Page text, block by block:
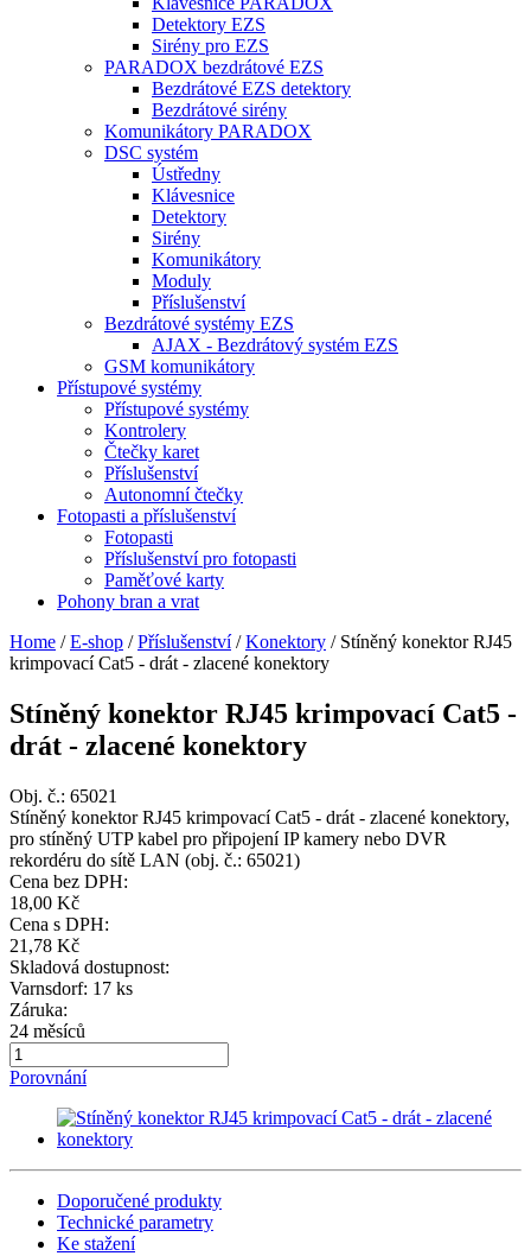
Detektory EZS
Sirény pro EZS
PARADOX bezdrátové EZS
Bezdrátové EZS detektory
Bezdrátové sirény
Komunikátory PARADOX
DSC systém
Ústředny
Klávesnice
Detektory
Sirény
Komunikátory
Moduly
Příslušenství
Bezdrátové systémy EZS
AJAX - Bezdrátový systém EZS
GSM komunikátory
Přístupové systémy
Přístupové systémy
Kontrolery
Čtečky karet
Příslušenství
Autonomní čtečky
Fotopasti a příslušenství
Fotopasti
Příslušenství pro fotopasti
Paměťové karty
Pohony bran a vrat
Home / E-shop / Příslušenství / Konektory /Stíněný konektor RJ45
krimpovací Cat5 - drát - zlacené konektory
Stíněný konektor RJ45 krimpovací Cat5 -
drát - zlacené konektory
Obj. č.: 65021
Stíněný konektor RJ45 krimpovací Cat5 - drát - zlacené konektory,
pro stíněný UTP kabel pro připojení IP kamery nebo DVR
rekordéru do sítě LAN (obj. č.: 65021)
Cena bez DPH:
18,00 Kč
Cena s DPH:
21,78 Kč
Skladová dostupnost:
Varnsdorf: 17 ks
Záruka:
24 měsíců
Porovnání
Doporučené produkty
Technické parametry
Ke stažení